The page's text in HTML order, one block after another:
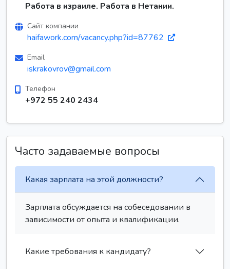
Работа в израиле. Работа в Нетании.
Сайт компании
haifawork.com/vacancy.php?id=87762
Email
iskrakovrov@gmail.com
Телефон
+972 55 240 2434
Часто задаваемые вопросы
Какая зарплата на этой должности?
Зарплата обсуждается на собеседовании в
зависимости от опыта и квалификации.
Какие требования к кандидату?